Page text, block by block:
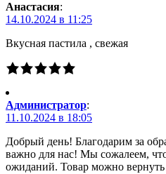
Анастасия:
14.10.2024 в 11:25
Вкусная пастила , свежая
Администратор:
11.10.2024 в 18:05
Добрый день! Благодарим за
важно для нас! Мы сожалеем,
ожиданий. Товар можно вернуть